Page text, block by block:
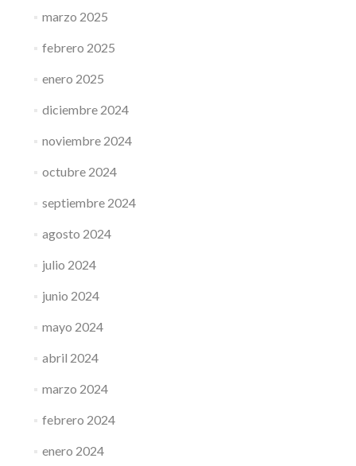
marzo 2025
febrero 2025
enero 2025
diciembre 2024
noviembre 2024
octubre 2024
septiembre 2024
agosto 2024
julio 2024
junio 2024
mayo 2024
abril 2024
marzo 2024
febrero 2024
enero 2024